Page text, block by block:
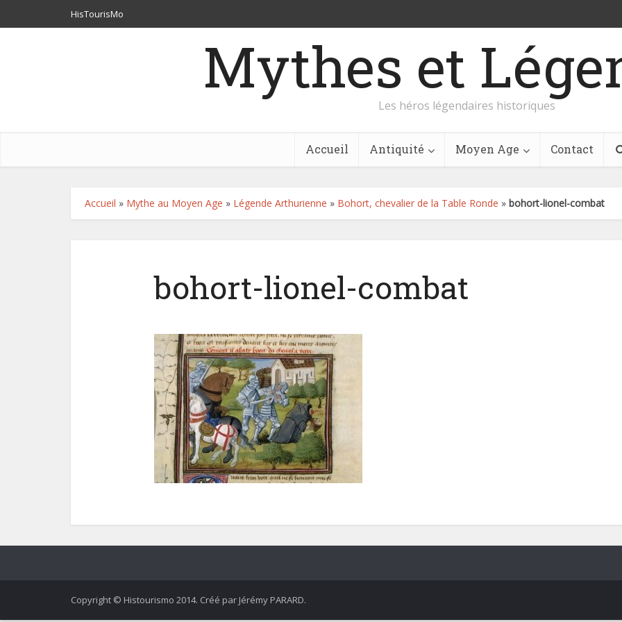
HisTourisMo
Mythes et
Les héros légendaires historiques
Accueil Antiquité Moyen Age Contact
Accueil » Mythe au Moyen Age » Légende Arthurienne » Bohort, chevalier de la Table Ronde » bohort-lionel-combat
bohort-lionel-combat
Copyright © Histourismo 2014. Créé par Jérémy PARARD.